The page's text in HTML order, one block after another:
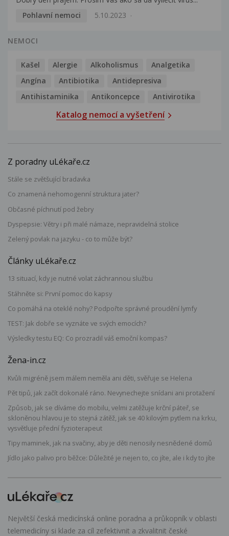
Pohlavní nemoci
5.10.2023
NEMOCI
Kašel Alergie Alkoholismus
Analgetika
Angína
Antibiotika
Antidepresiva
Antihistaminika
Antikoncepce Antivirotika
Katalog nemocí a vyšetření
Z poradny uLékaře.cz
Stále se zvětšující bradavka
Co znamená nehomogenní struktura jater?
Občasné píchnutí pod žebry
Dyspepsie: Větry i při malé námaze, nepravidelná stolice
Zelený povlak na jazyku - co to může být?
Články uLékaře.cz
13 situací, kdy je nutné volat záchrannou službu
Stáhněte si: První pomoc do kapsy
Co pomáhá na oteklé nohy? Podpořte správné proudění lymfy
TEST: Jak dobře se vyznáte ve svých emocích?
Výsledky testu EQ: Co prozradil váš emoční kompas?
Žena-in.cz
Kvůli migréně jsem málem neměla ani děti, svěřuje se Helena
Pět tipů, jak začít dokonalé ráno. Nevynechejte snídani ani protažení
Způsob, jak se díváme do mobilu, velmi zatěžuje krční páteř, se
skloněnou hlavou je to stejná zátěž, jak se 40 kilovým pytlem na krku,
vysvětluje přední fyzioterapeut
Tipy maminek, jak na svačiny, aby je děti nenosily nesnědené domů
Jídlo jako palivo pro běžce: Důležité je nejen to, co jíte, ale i kdy to jíte
Největší česká medicínská online poradna a průkopník v oblasti
telemedicíny si klade za cíl zefektivnit a zkvalitnit české